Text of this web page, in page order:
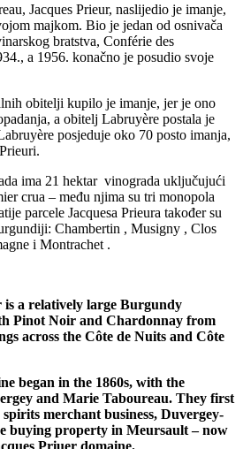
Jacques Prieur, naslijedio je imanje,
majkom. Bio je jedan od osnivača
bratstva, Conférie des
a 1956. konačno je posudio svoje
obitelji kupilo je imanje, jer je ono
a obitelj Labruyère postala je
posjeduje oko 70 posto imanja,
ima 21 hektar vinograda uključujući
crua – među njima su tri monopola
parcele Jacquesa Prieura također su
Chambertin , Musigny , Clos
i Montrachet .
is a relatively large Burgundy
Pinot Noir and Chardonnay from
across the Côte de Nuits and Côte
began in the 1860s, with the
and Marie Taboureau. They first
merchant business, Duvergey-
buying property in Meursault – now
Priuer domaine.